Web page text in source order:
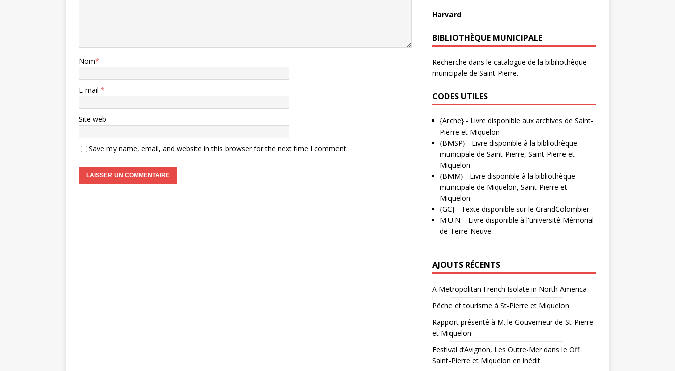
Nom*
E-mail *
Site web
Save my name, email, and website in this browser for the next time I comment.
Harvard
BIBLIOTHÈQUE MUNICIPALE
Recherche dans le catalogue de la bibiliothèque
municipale de Saint-Pierre.
CODES UTILES
{Arche}- Livre disponible aux archives de Saint-
Pierre et Miquelon
{BMSP}- Livre disponible à la bibliothèque
municipale de Saint-Pierre, Saint-Pierre et
Miquelon
{BMM}- Livre disponible à la bibliothèque
municipale de Miquelon, Saint-Pierre et
Miquelon
{GC}- Texte disponible sur le GrandColombier
M.U.N. - Livre disponible à l'université Mémorial
de Terre-Neuve.
AJOUTS RÉCENTS
A Metropolitan French Isolate in North America
Pêche et tourisme à St-Pierre et Miquelon
Rapport présenté à M. le Gouverneur de St-Pierre
et Miquelon
Festival d’Avignon, Les Outre-Mer dans le Off:
Saint-Pierre et Miquelon en inédit